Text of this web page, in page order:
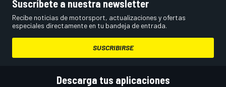
Suscríbete a nuestra newsletter
Recibe noticias de motorsport, actualizaciones y ofertas
especiales directamente en tu bandeja de entrada.
SUSCRIBIRSE
Descarga tus aplicaciones